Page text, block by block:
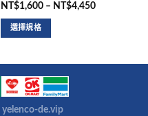
評分5滿
分 5
NT$1,600 – NT$4,450
選擇規格
yelenco-de.vip